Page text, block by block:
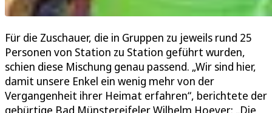
Für die Zuschauer, die in Gruppen zu jeweils rund 25
Personen von Station zu Station geführt wurden,
schien diese Mischung genau passend. „Wir sind hier,
damit unsere Enkel ein wenig mehr von der
Vergangenheit ihrer Heimat erfahren“, berichtete der
gebürtige Bad Münstereifeler Wilhelm Hoever: „Die